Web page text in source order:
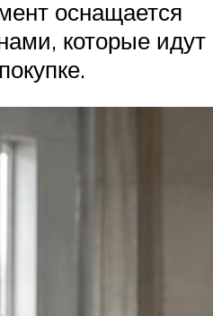
оснащается
которые идут